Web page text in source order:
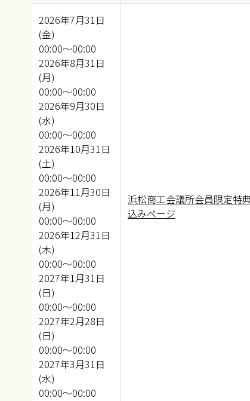
2026年7月31日
(金)
00:00～00:00
2026年8月31日
(月)
00:00～00:00
2026年9月30日
(水)
00:00～00:00
2026年10月31日
(土)
00:00～00:00
2026年11月30日
(月)
00:00～00:00
2026年12月31日
(木)
00:00～00:00
2027年1月31日
(日)
00:00～00:00
2027年2月28日
(日)
00:00～00:00
2027年3月31日
(水)
00:00～00:00
浜松商工会議所会員限定特
込みページ